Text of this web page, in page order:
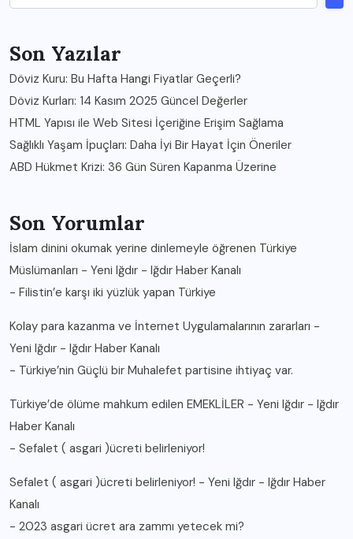
Son Yazılar
Döviz Kuru: Bu Hafta Hangi Fiyatlar Geçerli?
Döviz Kurları: 14 Kasım 2025 Güncel Değerler
HTML Yapısı ile Web Sitesi İçeriğine Erişim Sağlama
Sağlıklı Yaşam İpuçları: Daha İyi Bir Hayat İçin Öneriler
ABD Hükmet Krizi: 36 Gün Süren Kapanma Üzerine
Son Yorumlar
İslam dinini okumak yerine dinlemeyle öğrenen Türkiye
Müslümanları - Yeni Iğdır - Iğdır Haber Kanalı
- Filistin’e karşı iki yüzlük yapan Türkiye
Kolay para kazanma ve İnternet Uygulamalarının zararları -
Yeni Iğdır - Iğdır Haber Kanalı
- Türkiye’nin Güçlü bir Muhalefet partisine ihtiyaç var.
Türkiye’de ölüme mahkum edilen EMEKLİLER - Yeni Iğdır - Iğdır
Haber Kanalı
- Sefalet ( asgari )ücreti belirleniyor!
Sefalet ( asgari )ücreti belirleniyor! - Yeni Iğdır - Iğdır Haber
Kanalı
- 2023 asgari ücret ara zammı yetecek mi?